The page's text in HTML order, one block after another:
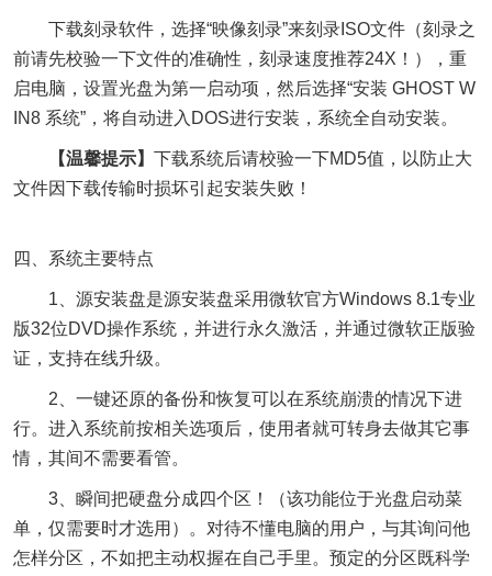
下载刻录软件，选择“映像刻录”来刻录ISO文件（刻录之
前请先校验一下文件的准确性，刻录速度推荐24X！），重
启电脑，设置光盘为第一启动项，然后选择“安装 GHOST W
IN8 系统”，将自动进入DOS进行安装，系统全自动安装。
【温馨提示】 下载系统后请校验一下MD5值，以防止大
文件因下载传输时损坏引起安装失败！
四、系统主要特点
1、源安装盘是源安装盘采用微软官方Windows 8.1专业
版32位DVD操作系统，并进行永久激活，并通过微软正版验
证，支持在线升级。
2、一键还原的备份和恢复可以在系统崩溃的情况下进
行。进入系统前按相关选项后，使用者就可转身去做其它事
情，其间不需要看管。
3、瞬间把硬盘分成四个区！（该功能位于光盘启动菜
单，仅需要时才选用）。对待不懂电脑的用户，与其询问他
怎样分区，不如把主动权握在自己手里。预定的分区既科学